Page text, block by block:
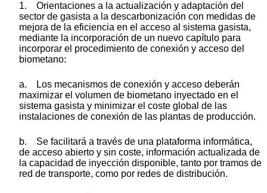
1. Orientaciones a la actualización y adaptación del
sector de gasista a la descarbonización con medidas de
mejora de la eficiencia en el acceso al sistema gasista,
mediante la incorporación de un nuevo capítulo para
incorporar el procedimiento de conexión y acceso del
biometano:
a. Los mecanismos de conexión y acceso deberán
maximizar el volumen de biometano inyectado en el
sistema gasista y minimizar el coste global de las
instalaciones de conexión de las plantas de producción.
b. Se facilitará a través de una plataforma informática,
de acceso abierto y sin coste, información actualizada de
la capacidad de inyección disponible, tanto por tramos de
red de transporte, como por redes de distribución.